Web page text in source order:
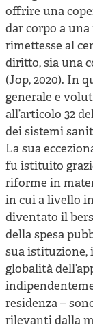
offrire una
dar corpo a
rimettesse al
diritto, sia una
(Jop, 2020). In
generale e
all’articolo 32
dei sistemi
La sua
fu istituito
riforme in
in cui a livello
diventato il
della spesa
sua istituzione,
globalità
residenza –
rilevanti dalla